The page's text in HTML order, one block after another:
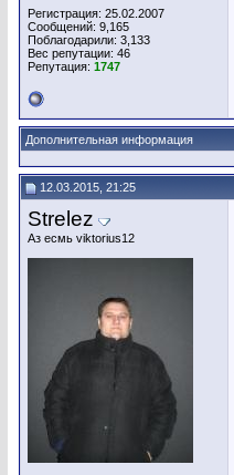
Регистрация: 25.02.2007
Сообщений: 9,165
Поблагодарили: 3,133
Вес репутации: 46
Репутация: 1747
Дополнительная информация
12.03.2015, 21:25
Strelez
Аз есмь viktorius12